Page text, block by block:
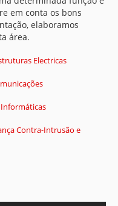
em conta os bons
elaboramos
área.
Electricas
em todo o tipo de
e nas leis em vigor
utilização eficaz,
Informáticas
e implementamos Redes
de bastidores,
Contra-Intrusão e